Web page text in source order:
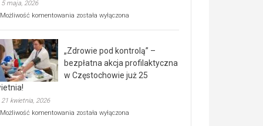
5 maja, 2026
Możliwość komentowania Rusza
rehabilitacji
dla
seniorów!
została wyłączona
„Zdrowie pod kontrolą” –
bezpłatna akcja profilaktyczna
w Częstochowie już 25
21 kwietnia, 2026
Możliwość komentowania „Zdrowie
została wyłączona